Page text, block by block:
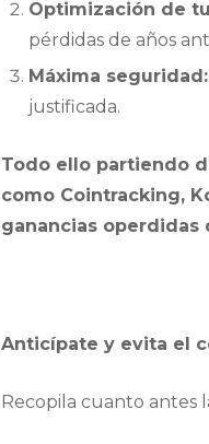
Optimización de
pérdidas de años
Máxima seguridad:
justificada.
Todo ello partiendo
como Cointracking,
ganancias operdidas
Anticípate y evita el
Recopila cuanto antes